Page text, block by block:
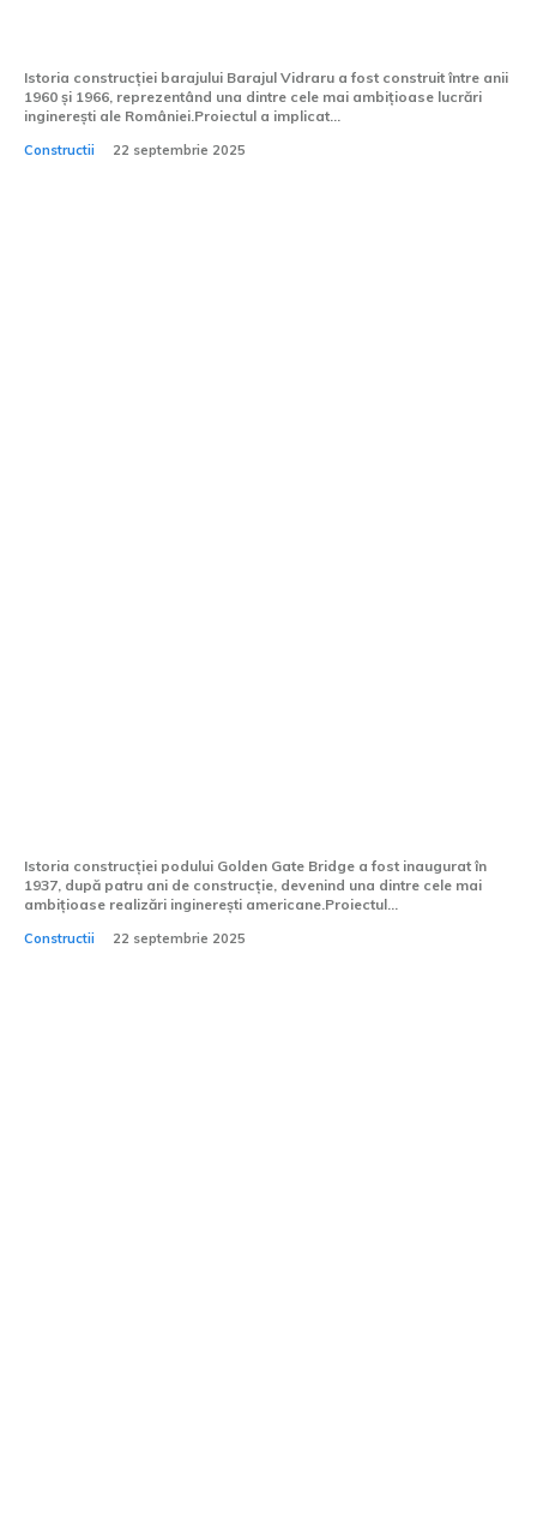
Istoria construcției barajului Barajul Vidraru a fost construit între anii
1960 și 1966, reprezentând una dintre cele mai ambițioase lucrări
inginerești ale României.Proiectul a implicat...
Constructii 22 septembrie 2025
Istoria construcției podului Golden Gate Bridge a fost inaugurat în
1937, după patru ani de construcție, devenind una dintre cele mai
ambițioase realizări inginerești americane.Proiectul...
Constructii 22 septembrie 2025